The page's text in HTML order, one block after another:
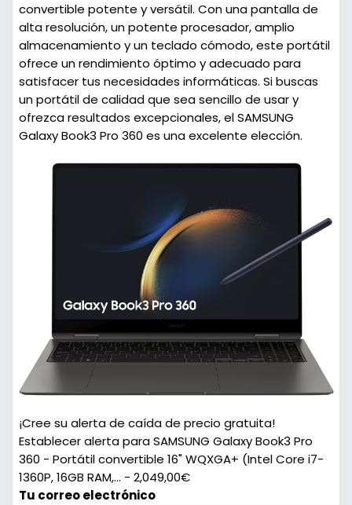
convertible potente y versátil. Con una pantalla de
alta resolución, un potente procesador, amplio
almacenamiento y un teclado cómodo, este portátil
ofrece un rendimiento óptimo y adecuado para
satisfacer tus necesidades informáticas. Si buscas
un portátil de calidad que sea sencillo de usar y
ofrezca resultados excepcionales, el SAMSUNG
Galaxy Book3 Pro 360 es una excelente elección.
¡Cree su alerta de caída de precio gratuita!
Establecer alerta para SAMSUNG Galaxy Book3 Pro
360 - Portátil convertible 16" WQXGA+ (Intel Core i7-
1360P, 16GB RAM,... - 2,049,00€
Tu correo electrónico